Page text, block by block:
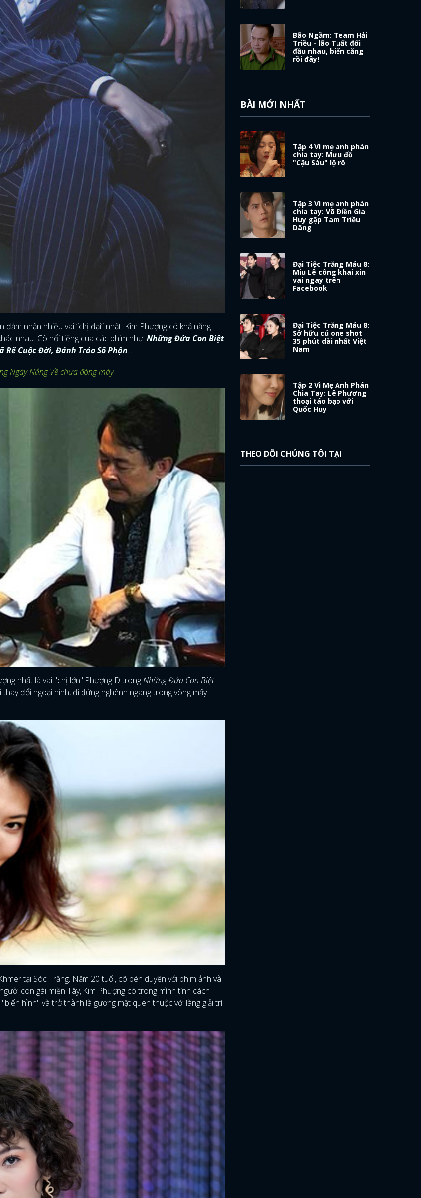
ĐĂNG NHẬP
FACEBOOK GOOGLE
nhận nhiều vai “chị đại” nhất. Kim Phượng có khả năng
nhau. Cô nổi tiếng qua các phim như: Những Đứa Con Biệt
Rẽ Cuộc Đời, Đánh Tráo Số Phận...
Ngày Nắng Về chưa đóng máy
nhất là vai "chị lớn" Phượng D trongNhững Đứa Con Biệt
đổi ngoại hình, đi đứng nghênh ngang trong vòng mấy
tại Sóc Trăng. Năm 20 tuổi, cô bén duyên với phim ảnh và
con gái miền Tây, Kim Phượng có trong mình tính cách
hình" và trở thành là gương mặt quen thuộc với làng giải trí
Bão Ngầm: Team Hải
Triều - lão Tuất đối
đầu nhau, biến căng
rồi đây!
BÀI MỚI NHẤT
Tập 4 Vì mẹ anh phán
chia tay: Mưu đồ
"Cậu Sáu" lộ rõ
Tập 3 Vì mẹ anh phán
chia tay: Võ Điền Gia
Huy gặp Tam Triều
Dâng
Đại Tiệc Trăng Máu 8:
Miu Lê công khai xin
vai ngay trên
Facebook
Đại Tiệc Trăng Máu 8:
Sở hữu cú one shot
35 phút dài nhất Việt
Nam
Tập 2 Vì Mẹ Anh Phán
Chia Tay: Lê Phương
thoại táo bạo với
Quốc Huy
THEO DÕI CHÚNG TÔI TẠI